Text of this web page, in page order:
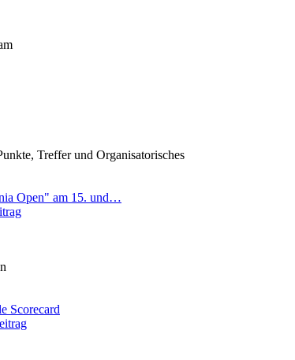
Treffer und Organisatorisches
Open" am 15. und…
Scorecard